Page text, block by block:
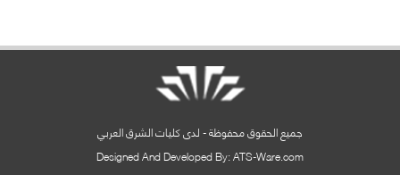
جميع الحقوق محفوظة - لدى كليات الشرق العربي
Designed And Developed By: ATS-Ware.com